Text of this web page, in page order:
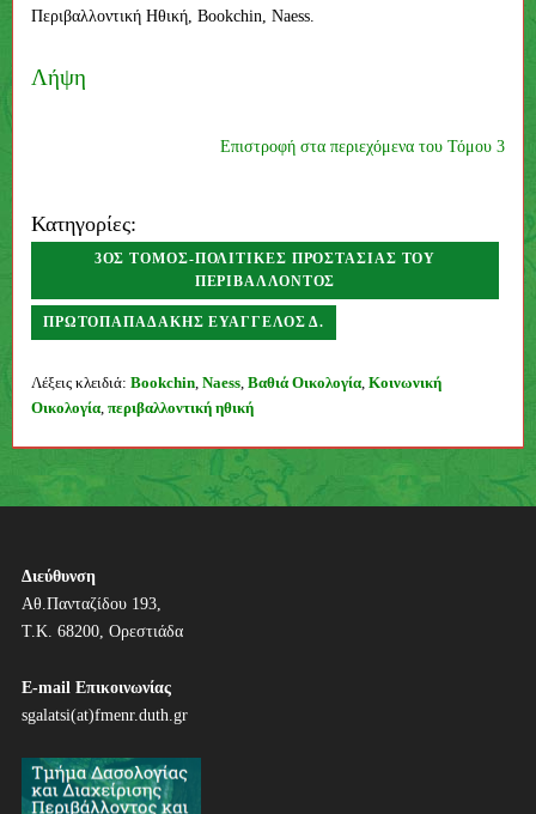
Περιβαλλοντική Ηθική, Bookchin, Naess.
Λήψη
Επιστροφή στα περιεχόμενα του Τόμου 3
Κατηγορίες:
3ΟΣ ΤΌΜΟΣ-ΠΟΛΙΤΙΚΈΣ ΠΡΟΣΤΑΣΊΑΣ ΤΟΥ
ΠΕΡΙΒΆΛΛΟΝΤΟΣ
ΠΡΩΤΟΠΑΠΑΔΆΚΗΣ ΕΥΆΓΓΕΛΟΣ Δ.
Συγγραφέας
Λέξεις κλειδιά: Bookchin, Naess, Βαθιά Οικολογία, Κοινωνική
Οικολογία, περιβαλλοντική ηθική
Π
λ
ή
γ
σ
ά
Διεύθυνση
Αθ.Πανταζίδου 193,
Τ.Κ. 68200, Ορεστιάδα
E-mail Επικοινωνίας
sgalatsi(at)fmenr.duth.gr